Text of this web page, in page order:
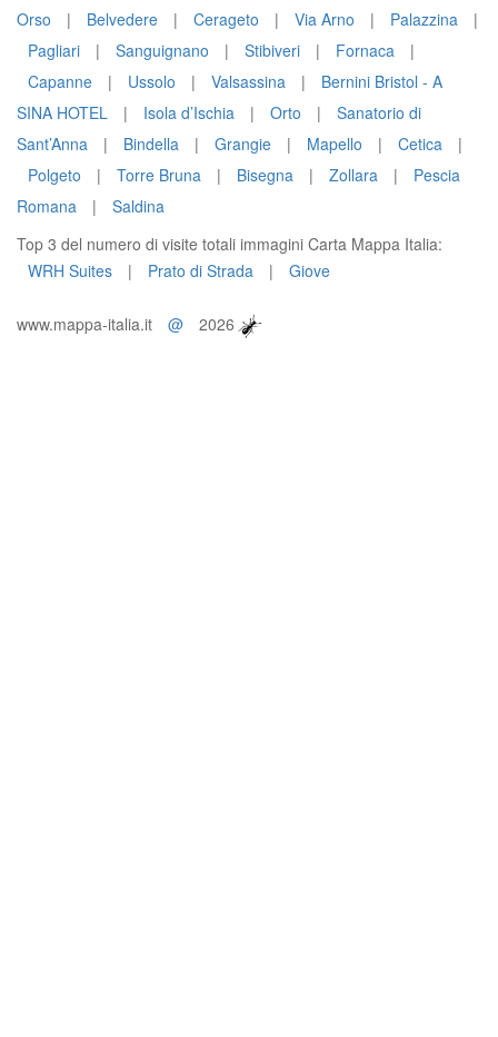
Orso
| Belvedere | Cerageto | Via Arno | Palazzina
|
Pagliari
| Sanguignano | Stibiveri | Fornaca
|
Capanne
| Ussolo | Valsassina |
Bernini Bristol - A
SINA HOTEL
| Isola d’Ischia | Orto |
Sanatorio di
Sant’Anna
| Bindella | Grangie | Mapello | Cetica
|
Polgeto
| Torre Bruna | Bisegna | Zollara |
Pescia
Romana
|
Saldina
Top 3 del numero di visite totali immagini Carta Mappa Italia:
WRH Suites
| Prato di Strada | Giove
www.mappa-italia.it @ 2026